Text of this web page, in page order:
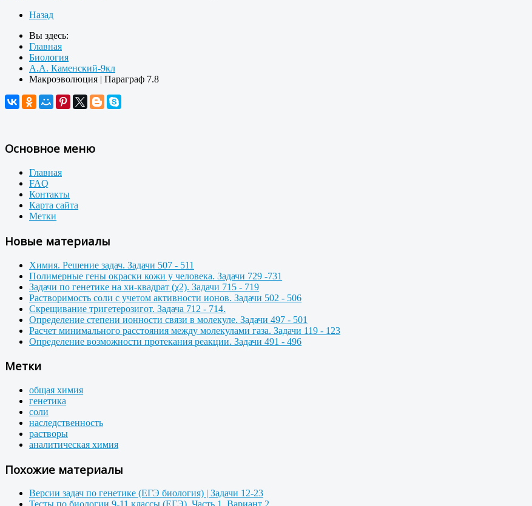
Назад
Вы здесь:
Главная
Биология
А.А. Каменский-9кл
Макроэволюция | Параграф 7.8
Основное меню
Главная
FAQ
Контакты
Карта сайта
Метки
Новые материалы
Химия. Решение задач. Задачи 507 - 511
Полимерные гены окраски кожи у человека. Задачи 729 -731
Задачи по генетике на хи-квадрат (χ2). Задачи 715 - 719
Растворимость соли с учетом активности ионов. Задачи 502 - 506
Скрещивание тригетерозигот. Задача 712 - 714.
Определение степени ионности связи в молекуле. Задачи 497 - 501
Расчет минимального расстояния между молекулами газа. Задачи 119 - 123
Определение возможности протекания реакции. Задачи 491 - 496
Метки
общая химия
генетика
соли
наследственность
растворы
аналитическая химия
Похожие материалы
Версии задач по генетике (ЕГЭ биология) | Задачи 12-23